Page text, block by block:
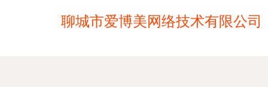
聊城市爱博美网络技术有限公司